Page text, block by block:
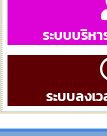
ระบบบริห
ระบบลงเ